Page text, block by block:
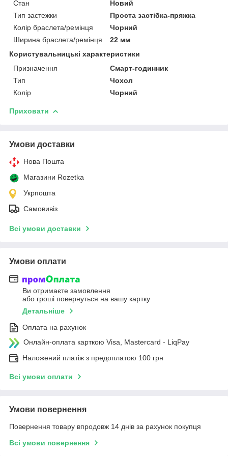
Стан
Новий
Тип застежки
Проста застібка-пряжка
Колір браслета/ремінця
Чорний
Ширина браслета/ремінця
22 мм
Користувальницькі характеристики
Призначення
Смарт-годинник
Тип
Чохол
Колір
Чорний
Приховати
Умови доставки
Нова Пошта
Магазини Rozetka
Укрпошта
Самовивіз
Всі умови доставки
Умови оплати
Ви отримаєте замовлення
або гроші повернуться на вашу картку
Детальніше
Оплата на рахунок
Онлайн-оплата карткою Visa, Mastercard - LiqPay
Наложений платіж з предоплатою 100 грн
Всі умови оплати
Умови повернення
Повернення товару впродовж 14 днів за рахунок покупця
Всі умови повернення